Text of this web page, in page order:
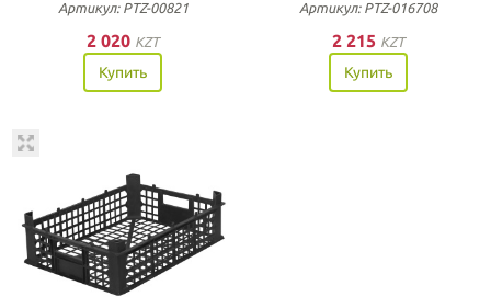
Артикул: PTZ-00821
2 020 KZT
Купить
Артикул: PTZ-016708
2 215 KZT
Купить